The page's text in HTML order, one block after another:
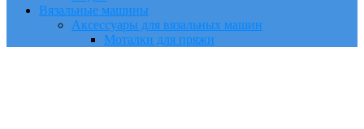
Вязальные машины
Аксессуары для вязальных машин
Моталки для пряжи